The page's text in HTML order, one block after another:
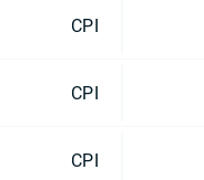
CPI
CPI
CPI